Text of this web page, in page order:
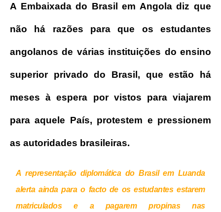
A Embaixada do Brasil em Angola diz que
não há razões para que os estudantes
angolanos de várias instituições do ensino
superior privado do Brasil, que estão há
meses à espera por vistos para viajarem
para aquele País, protestem e pressionem
as autoridades brasileiras.
A representação diplomática do Brasil em Luanda
alerta ainda para o facto de os estudantes estarem
matriculados e a pagarem propinas nas